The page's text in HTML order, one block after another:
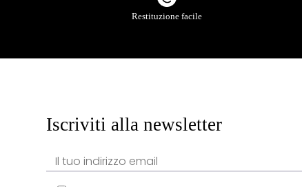
Restituzione facile
Iscriviti alla newsletter